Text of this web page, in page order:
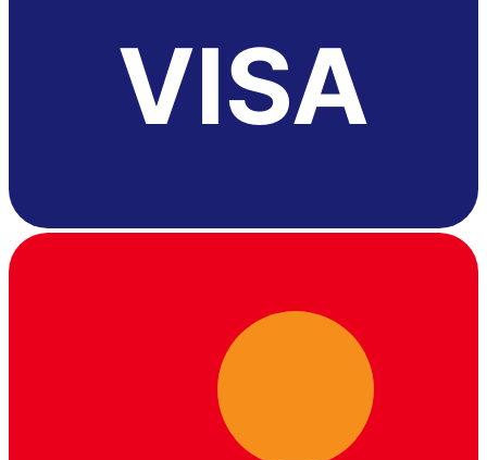
VISA